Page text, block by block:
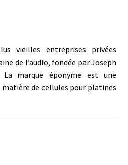
vieilles entreprises privées
de l’audio, fondée par Joseph
marque éponyme est une
de cellules pour platines